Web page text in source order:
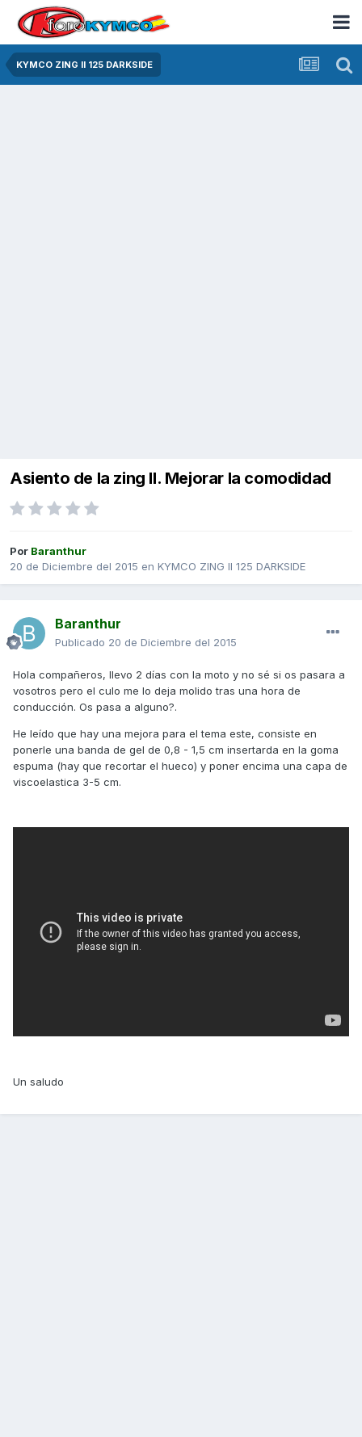
KYMCO ZING II 125 DARKSIDE
Asiento de la zing II. Mejorar la comodidad
Por Baranthur
20 de Diciembre del 2015 en KYMCO ZING II 125 DARKSIDE
Baranthur
Publicado 20 de Diciembre del 2015
Hola compañeros, llevo 2 días con la moto y no sé si os pasara a
vosotros pero el culo me lo deja molido tras una hora de
conducción. Os pasa a alguno?.
He leído que hay una mejora para el tema este, consiste en
ponerle una banda de gel de 0,8 - 1,5 cm insertarda en la goma
espuma (hay que recortar el hueco) y poner encima una capa de
viscoelastica 3-5 cm.
Un saludo